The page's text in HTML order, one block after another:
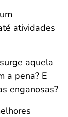
atividades
aquela
a pena? E
enganosas?